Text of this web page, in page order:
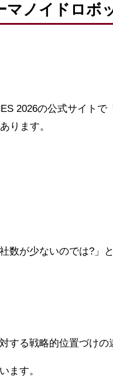
マノイドロボ
2026の公式サイトで
ります。
数が少ないのでは?」
する戦略的位置づけの
ます。